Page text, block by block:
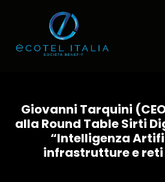
Giovanni Tarquini
alla Round Table Sirti
“Intelligenza
infrastrutture e